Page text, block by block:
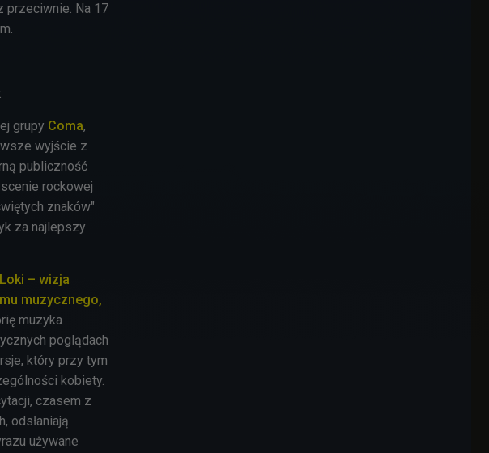
przeciwnie. Na 17
grupy Coma,
wyjście z
publiczność
rockowej
znaków"
za najlepszy
Loki – wizja
muzycznego,
muzyka
poglądach
który przy tym
kobiety.
czasem z
odsłaniają
używane